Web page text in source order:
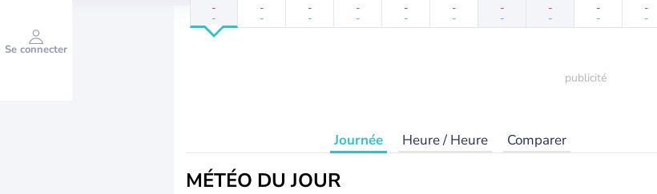
Se connecter
-
-
-
-
-
-
-
-
-
-
-
-
-
-
-
-
-
-
-
-
Journée Heure / Heure Comparer
MÉTÉO DU JOUR